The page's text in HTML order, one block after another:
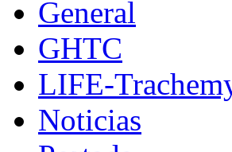
General
GHTC
LIFE-
Noticias